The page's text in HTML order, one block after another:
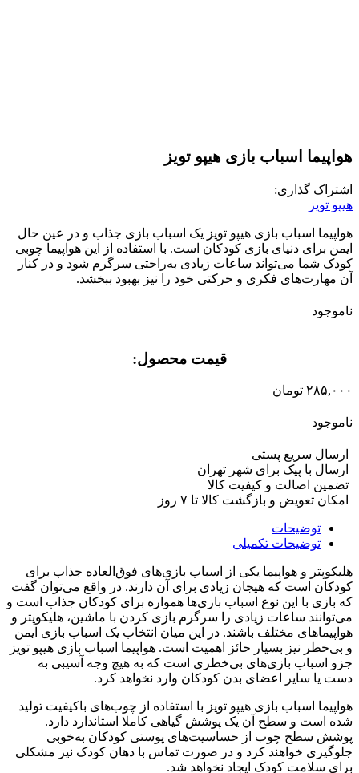
هواپیما اسباب بازی هیپو تویز
اشتراک گذاری:
هیپو تویز
هواپیما اسباب بازی هیپو تویز یک اسباب بازی جذاب و در عین حال
ایمن برای دنیای بازی کودکان است. با استفاده از این هواپیما چوبی
کودک شما می‌تواند ساعات زیادی به‌راحتی سرگرم شود و در کنار
آن مهارت‌های فکری و حرکتی خود را نیز بهبود ببخشد.
ناموجود
قیمت محصول:​
۲۸۵,۰۰۰ تومان
ناموجود
ارسال سریع پستی
ارسال با پیک برای شهر تهران
تضمین اصالت و کیفیت کالا
امکان تعویض و بازگشت کالا تا ۷ روز
توضیحات
توضیحات تکمیلی
هلیکوپتر و هواپیما یکی از اسباب بازی‌های فوق‌العاده جذاب برای
کودکان است که هیجان زیادی برای آن دارند. در واقع می‌توان گفت
که بازی با این نوع اسباب بازی‌ها همواره برای کودکان جذاب است و
می‌توانند ساعات زیادی را سرگرم بازی کردن با ماشین‌، هلیکوپتر و
هواپیماهای مختلف باشند. در این میان انتخاب یک اسباب بازی ایمن
و بی‌خطر نیز بسیار حائز اهمیت است. هواپیما اسباب بازی هیپو تویز
جزو اسباب بازی‌های بی‌خطری است که به هیچ وجه آسیبی به
دست یا سایر اعضای بدن کودکان وارد نخواهد کرد.
هواپیما اسباب بازی هیپو تویز با استفاده از چوب‌های باکیفیت تولید
شده است و سطح آن یک پوشش گیاهی کاملا استاندارد دارد.
پوشش سطح چوب از حساسیت‌های پوستی کودکان به‌خوبی
جلوگیری خواهند کرد و در صورت تماس با دهان کودک نیز مشکلی
برای سلامت کودک ایجاد نخواهد شد.